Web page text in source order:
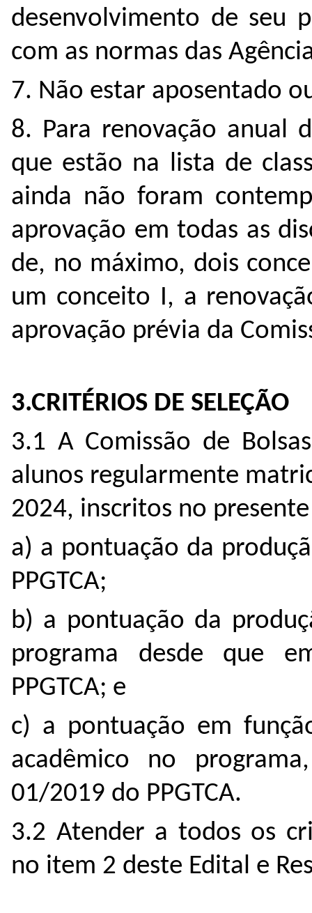
desenvolvimento de seu
com as normas das
7. Não estar aposentado
8. Para renovação anual
que estão na lista de
ainda não foram
aprovação em todas as
de, no máximo, dois
um conceito I, a
aprovação prévia da
3.CRITÉRIOS DE SELEÇÃO
3.1 A Comissão de
alunos regularmente
2024, inscritos no
a) a pontuação da
PPGTCA;
b) a pontuação da
programa desde que
PPGTCA; e
c) a pontuação em
acadêmico no
01/2019 do PPGTCA.
3.2 Atender a todos os
no item 2 deste Edital e